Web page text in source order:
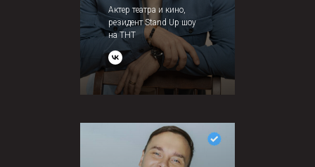
Актер театра и кино,
резидент Stand Up шоу
на ТНТ